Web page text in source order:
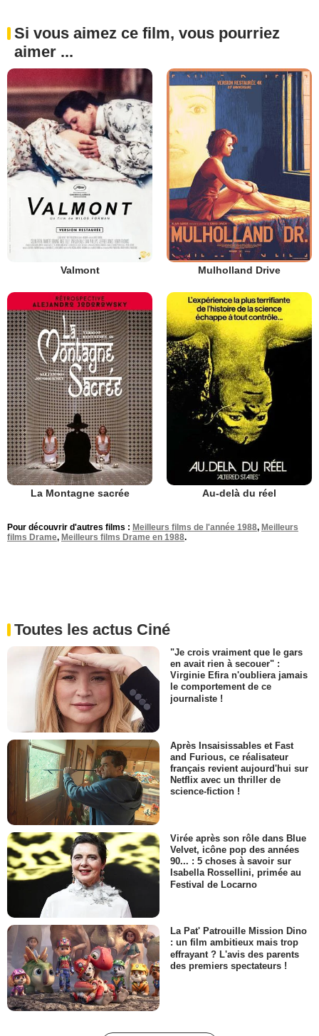
Si vous aimez ce film, vous pourriez
aimer ...
Valmont Mulholland Drive
La Montagne sacrée Au-delà du réel
Pour découvrir d'autres films : Meilleurs films de l'année 1988, Meilleurs
films Drame, Meilleurs films Drame en 1988.
Toutes les actus Ciné
"Je crois vraiment que le gars
en avait rien à secouer" :
Virginie Efira n'oubliera jamais
le comportement de ce
journaliste !
Après Insaisissables et Fast
and Furious, ce réalisateur
français revient aujourd'hui sur
Netflix avec un thriller de
science-fiction !
Virée après son rôle dans Blue
Velvet, icône pop des années
90... : 5 choses à savoir sur
Isabella Rossellini, primée au
Festival de Locarno
La Pat' Patrouille Mission Dino
: un film ambitieux mais trop
effrayant ? L'avis des parents
des premiers spectateurs !